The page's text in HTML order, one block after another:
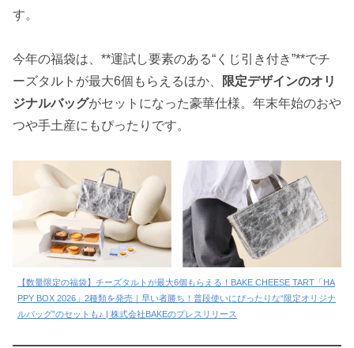
す。
今年の福袋は、**運試し要素のある“くじ引き付き”**でチ
ーズタルトが最大6個もらえるほか、
限定デザインのオリ
ジナルバッグがセットになった豪華仕様。年末年始のおや
つや手土産にもぴったりです。
【数量限定の福袋】チーズタルトが最大6個もらえる！BAKE CHEESE TART「HA
PPY BOX 2026」2種類を発売｜早い者勝ち！普段使いにぴったりな“限定オリジナ
ルバッグ”のセットも♪ | 株式会社BAKEのプレスリリース